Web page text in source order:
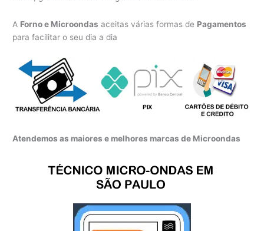
A Forno e Microondas aceitas várias formas de Pagamentos
para facilitar o seu dia a dia
Atendemos as maiores e melhores marcas de Microondas